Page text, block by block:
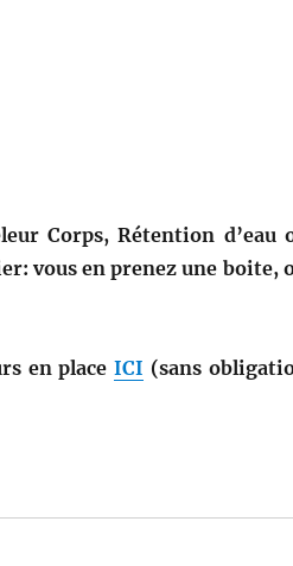
Corps, Rétention d’eau
vous en prenez une boite,
en placeICI (sans